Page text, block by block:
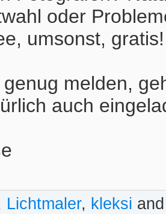
oder
umsonst, gratis!
genug melden,
auch
Lichtmaler, kleksi